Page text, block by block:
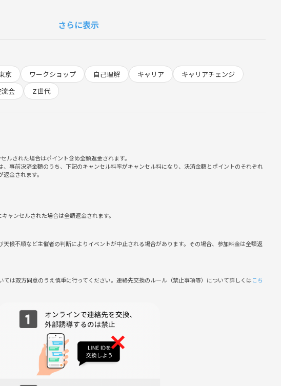
えている20代の社会人。
アップを目指している方。
えたい方。
は独自の視点で自分が思いもしない目標を提案してくれます。「学校の校長にな
った意外な切り口が提示されるため、これまでにない可能性を見つけることがで
しされる：
明することが、「タニモク」の始まりです。この自分の現状を踏まえて目標を提
的に感じていること」「無意識に避けていること」もわかります。「タニモク」
持ちを整理し、背中をグッと後押ししてくれます。
さらに表示
京 ワークショップ 自己理解 キャリア
キャリアチェンジ
会 Z世代
ルされた場合はポイント含め全額返金されます。
、事前決済金額のうち、下記のキャンセル料率がキャンセル料になり、決済金額とポイントのそれぞれ
金されます。
ャンセルされた場合は全額返金されます。
候不順など主催者の判断によりイベントが中止される場合があります。その場合、参加料金は全額返
ては双方同意のうえ慎重に行ってください。連絡先交換のルール（禁止事項等）について詳しくはこち